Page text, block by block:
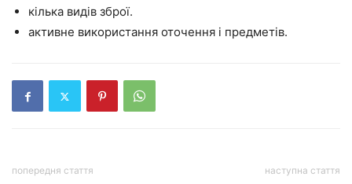
кілька видів зброї.
активне використання оточення і предметів.
попередня стаття наступна стаття